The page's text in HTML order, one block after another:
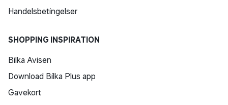
Handelsbetingelser
SHOPPING INSPIRATION
Bilka Avisen
Download Bilka Plus app
Gavekort